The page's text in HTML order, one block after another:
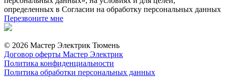
определенных в Согласии на обработку персональных данных
Перезвоните мне
© 2026 Мастер Электрик Тюмень
Договор оферты Мастер Электрик
Политика конфиденциальности
Политика обработки персональных данных